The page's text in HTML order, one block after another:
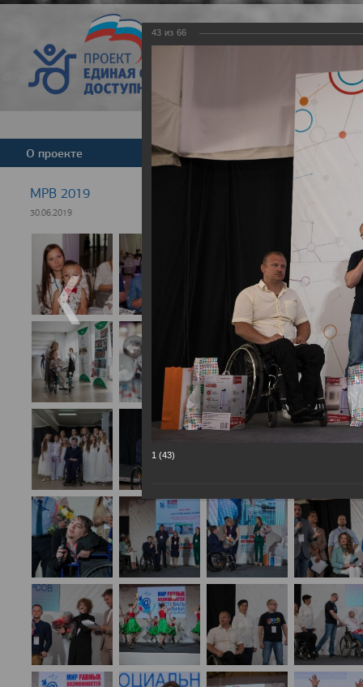
Версия для
О проекте Команда Новости
МРВ 2019
30.06.2019
43 из 66
1 (43)